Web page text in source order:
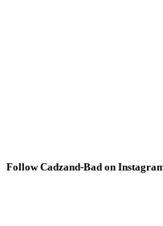
Follow Cadzand-Bad on